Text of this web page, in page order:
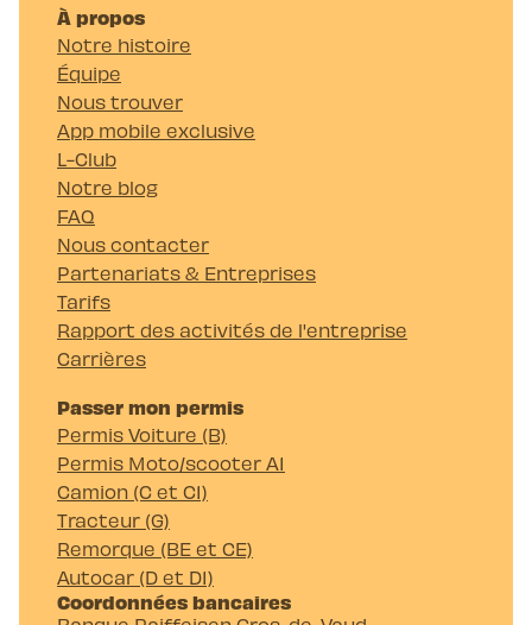
À propos
Notre histoire
Équipe
Nous trouver
App mobile exclusive
L-Club
Notre blog
FAQ
Nous contacter
Partenariats & Entreprises
Tarifs
Rapport des activités de l'entreprise
Carrières
Passer mon permis
Permis Voiture (B)
Permis Moto/scooter A1
Camion (C et C1)
Tracteur (G)
Remorque (BE et CE)
Autocar (D et D1)
Coordonnées bancaires